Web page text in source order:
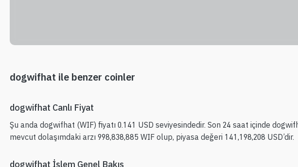
dogwifhat ile benzer coinler
dogwifhat Canlı Fiyat
Şu anda dogwifhat (WIF) fiyatı 0.141 USD seviyesindedir. Son 24 saat içinde
mevcut dolaşımdaki arzı 998,838,885 WIF olup, piyasa değeri 141,198,208 USD’dir.
dogwifhat İşlem Genel Bakış